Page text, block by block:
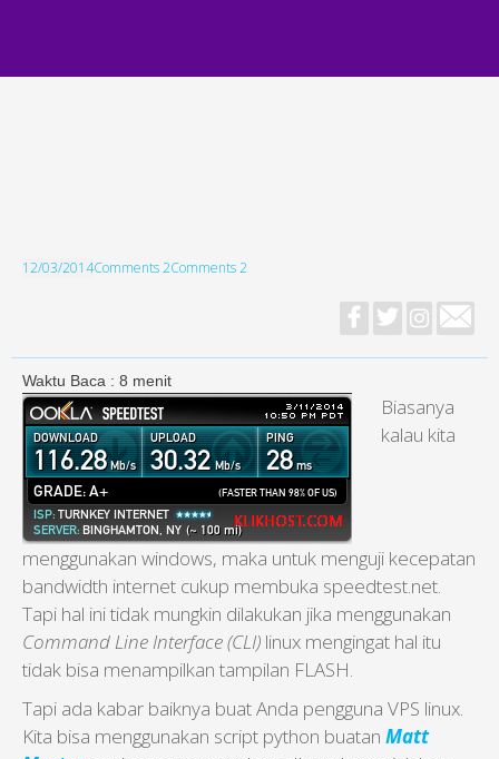
12/03/2014Comments 2Comments 2
Waktu Baca : 8 menit
Biasanya
kalau kita
menggunakan windows, maka untuk menguji kecepatan
bandwidth internet cukup membuka speedtest.net.
Tapi hal ini tidak mungkin dilakukan jika menggunakan
Command Line Interface (CLI) linux mengingat hal itu
tidak bisa menampilkan tampilan FLASH.
Tapi ada kabar baiknya buat Anda pengguna VPS linux.
Kita bisa menggunakan script python buatan Matt